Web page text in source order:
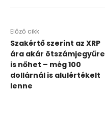
Előző cikk
Szakértő szerint az XRP
ára akár ötszámjegyűre
is nőhet – még 100
dollárnál is alulértékelt
lenne